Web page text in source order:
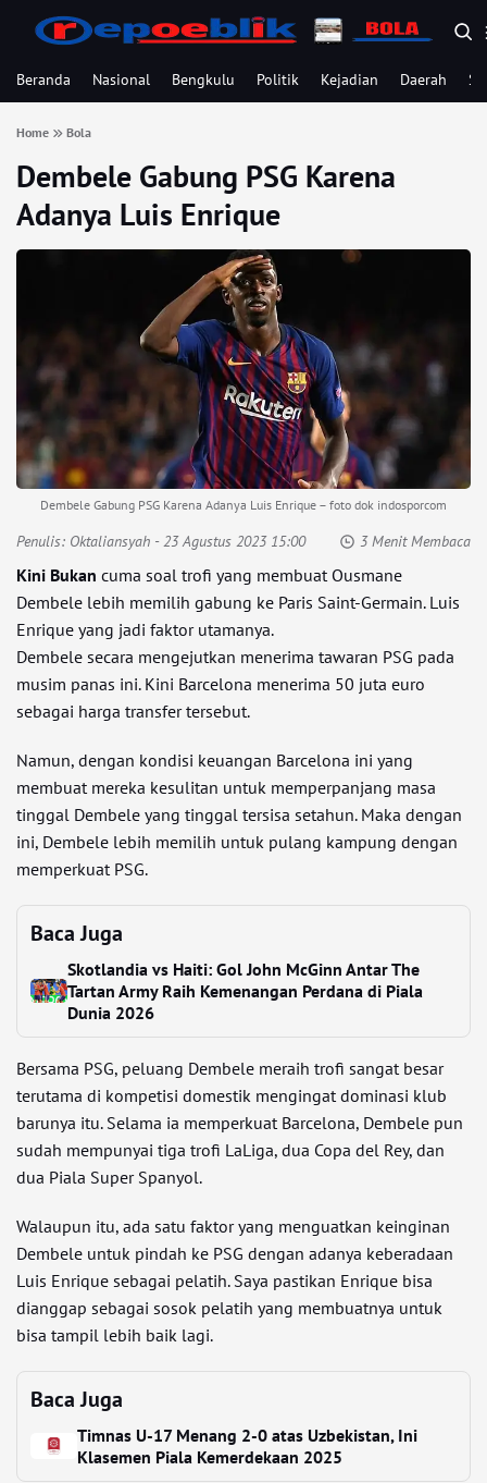
Beranda Nasional Bengkulu Politik Kejadian Daerah
Home Bola
Dembele Gabung PSG Karena
Adanya Luis Enrique
Dembele Gabung PSG Karena Adanya Luis Enrique – foto dok indosporcom
Penulis: Oktaliansyah - 23 Agustus 2023 15:00 3 Menit Membaca
Kini Bukan cuma soal trofi yang membuat Ousmane
Dembele lebih memilih gabung ke Paris Saint-Germain. Luis
Enrique yang jadi faktor utamanya.
Dembele secara mengejutkan menerima tawaran PSG pada
musim panas ini. Kini Barcelona menerima 50 juta euro
sebagai harga transfer tersebut.
Namun, dengan kondisi keuangan Barcelona ini yang
membuat mereka kesulitan untuk memperpanjang masa
tinggal Dembele yang tinggal tersisa setahun. Maka dengan
ini, Dembele lebih memilih untuk pulang kampung dengan
memperkuat PSG.
Baca Juga
Skotlandia vs Haiti: Gol John McGinn Antar The
Tartan Army Raih Kemenangan Perdana di Piala
Dunia 2026
Bersama PSG, peluang Dembele meraih trofi sangat besar
terutama di kompetisi domestik mengingat dominasi klub
barunya itu. Selama ia memperkuat Barcelona, Dembele pun
sudah mempunyai tiga trofi LaLiga, dua Copa del Rey, dan
dua Piala Super Spanyol.
Walaupun itu, ada satu faktor yang menguatkan keinginan
Dembele untuk pindah ke PSG dengan adanya keberadaan
Luis Enrique sebagai pelatih. Saya pastikan Enrique bisa
dianggap sebagai sosok pelatih yang membuatnya untuk
bisa tampil lebih baik lagi.
Baca Juga
Timnas U-17 Menang 2-0 atas Uzbekistan, Ini
Klasemen Piala Kemerdekaan 2025